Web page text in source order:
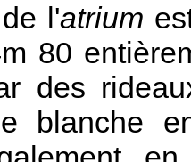
l'atrium
80
des
blanche